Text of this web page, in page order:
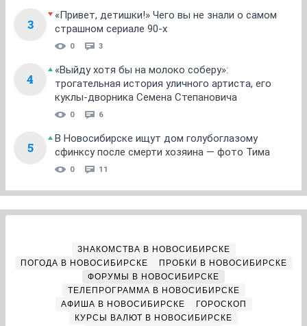
3
«Привет, детишки!» Чего вы не знали о самом
страшном сериале 90-х
0 3
4
«Выйду хотя бы на молоко соберу»:
трогательная история уличного артиста, его
куклы-дворника Семена Степановича
0 6
5
В Новосибирске ищут дом голубоглазому
сфинксу после смерти хозяина — фото Тима
0 11
ЗНАКОМСТВА В НОВОСИБИРСКЕ
ПОГОДА В НОВОСИБИРСКЕ
ПРОБКИ В НОВОСИБИРСКЕ
ФОРУМЫ В НОВОСИБИРСКЕ
ТЕЛЕПРОГРАММА В НОВОСИБИРСКЕ
АФИША В НОВОСИБИРСКЕ
ГОРОСКОП
КУРСЫ ВАЛЮТ В НОВОСИБИРСКЕ